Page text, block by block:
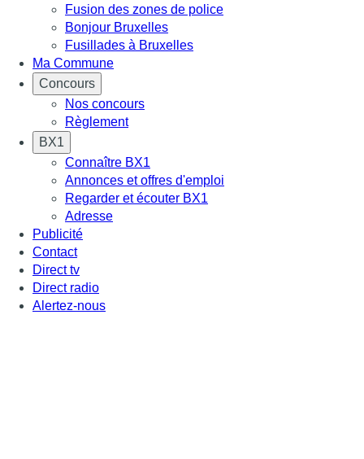
Fusion des zones de police
Bonjour Bruxelles
Fusillades à Bruxelles
Ma Commune
Concours
Nos concours
Règlement
BX1
Connaître BX1
Annonces et offres d'emploi
Regarder et écouter BX1
Adresse
Publicité
Contact
Direct tv
Direct radio
Alertez-nous